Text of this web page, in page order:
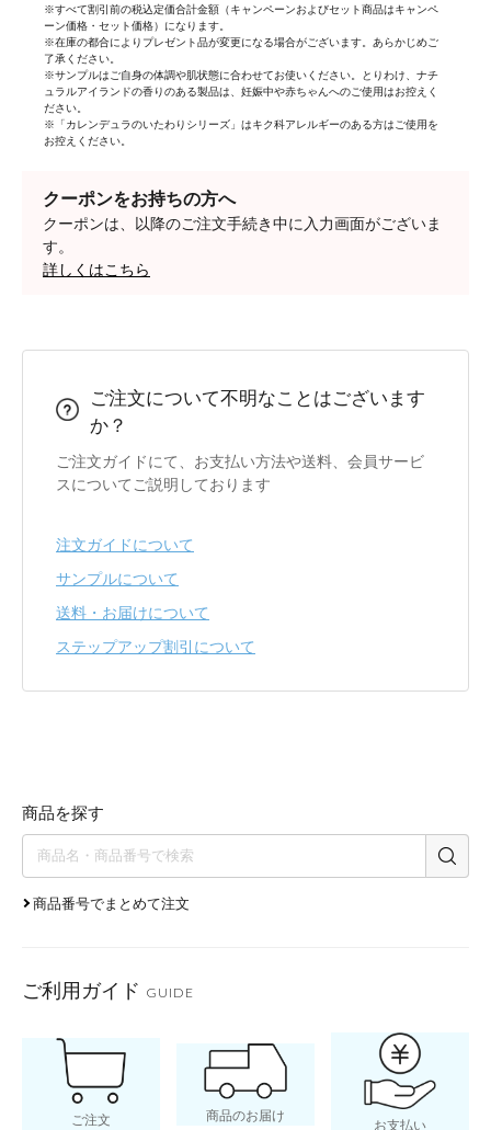
※すべて割引前の税込定価合計金額（キャンペーンおよびセット商品はキャンペ
ーン価格・セット価格）になります。
※在庫の都合によりプレゼント品が変更になる場合がございます。あらかじめご
了承ください。
※サンプルはご自身の体調や肌状態に合わせてお使いください。とりわけ、ナチ
ュラルアイランドの香りのある製品は、妊娠中や赤ちゃんへのご使用はお控えく
ださい。
※「カレンデュラのいたわりシリーズ」はキク科アレルギーのある方はご使用を
お控えください。
クーポンをお持ちの方へ
クーポンは、以降のご注文手続き中に入力画面がございま
す。
詳しくはこちら
ご注文について不明なことはございます
か？
ご注文ガイドにて、お支払い方法や送料、会員サービ
スについてご説明しております
注文ガイドについて
サンプルについて
送料・お届けについて
ステップアップ割引について
商品を探す
商品番号でまとめて注文
ご利用ガイド GUIDE
ご注文 商品のお届け
お支払い